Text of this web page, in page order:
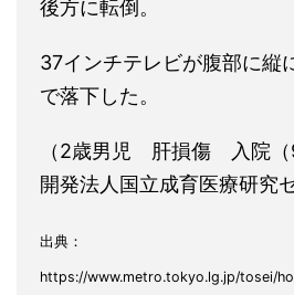
後方に転倒。
37インチテレビが腹部に縦
で落下した。
（2歳男児 肝損傷 入院
開発法人国立成育医療研究
出典：
https://www.metro.tokyo.lg.jp/tosei/